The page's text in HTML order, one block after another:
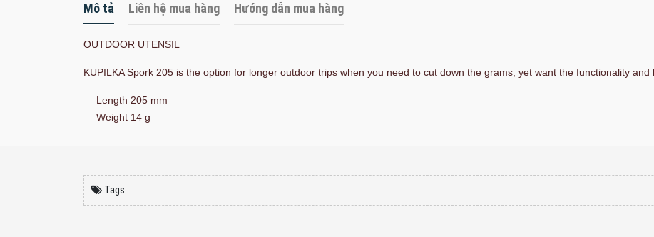
Mô tả Liên hệ mua hàng Hướng dẫn mua hàng
OUTDOOR UTENSIL
KUPILKA Spork 205 is the option for longer outdoor trips when you need to cut down the grams, yet want the functionality and
Length 205 mm
Weight 14 g
Tags: